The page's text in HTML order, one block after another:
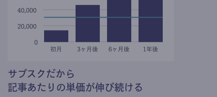
サブスクだから
記事あたりの単価が伸び続ける